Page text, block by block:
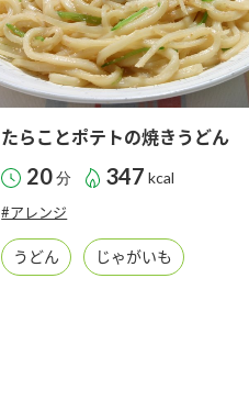
鍋奉行マニュアル ミ
たらことポテトの焼きうどん
20分 347 kcal
#アレンジ
うどん じゃがいも